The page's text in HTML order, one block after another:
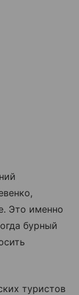
Это именно
бурный
туристов